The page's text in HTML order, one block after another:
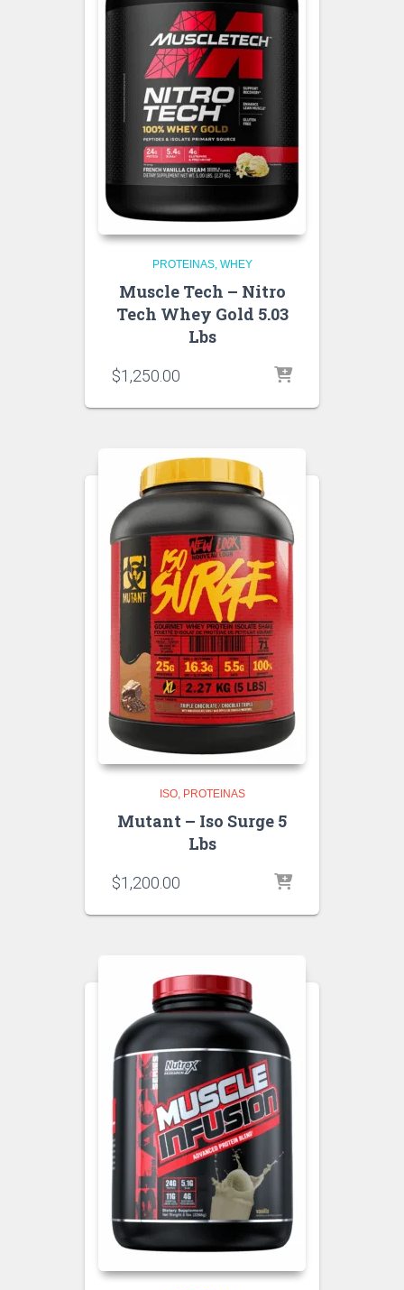
PROTEINAS WHEY
Muscle Tech – Nitro
Tech Whey Gold 5.03
Lbs
$1,250.00
ISO PROTEINAS
Mutant – Iso Surge 5
Lbs
$1,200.00